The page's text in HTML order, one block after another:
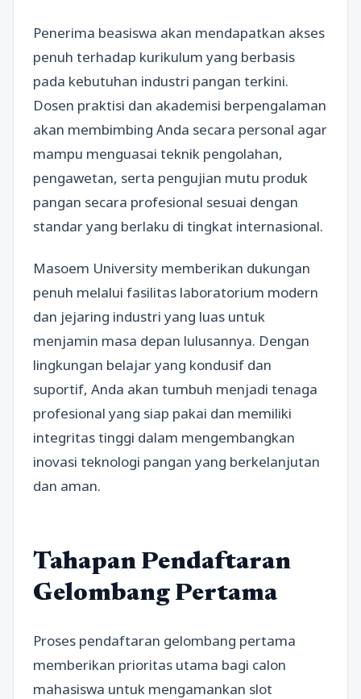
Penerima beasiswa akan mendapatkan akses
penuh terhadap kurikulum yang berbasis
pada kebutuhan industri pangan terkini.
Dosen praktisi dan akademisi berpengalaman
akan membimbing Anda secara personal agar
mampu menguasai teknik pengolahan,
pengawetan, serta pengujian mutu produk
pangan secara profesional sesuai dengan
standar yang berlaku di tingkat internasional.
Masoem University memberikan dukungan
penuh melalui fasilitas laboratorium modern
dan jejaring industri yang luas untuk
menjamin masa depan lulusannya. Dengan
lingkungan belajar yang kondusif dan
suportif, Anda akan tumbuh menjadi tenaga
profesional yang siap pakai dan memiliki
integritas tinggi dalam mengembangkan
inovasi teknologi pangan yang berkelanjutan
dan aman.
Tahapan Pendaftaran
Gelombang Pertama
Proses pendaftaran gelombang pertama
memberikan prioritas utama bagi calon
mahasiswa untuk mengamankan slot